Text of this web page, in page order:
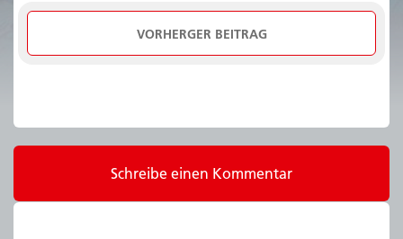
VORHERGER BEITRAG
Schreibe einen Kommentar